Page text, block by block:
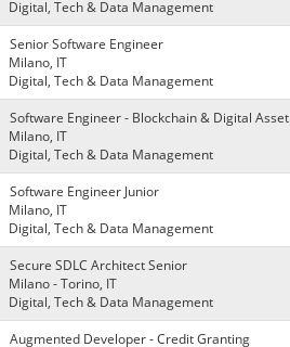
Digital, Tech & Data Management
Senior Software Engineer
Milano, IT
Digital, Tech & Data Management
Software Engineer - Blockchain & Digital Asset
Milano, IT
Digital, Tech & Data Management
Software Engineer Junior
Milano, IT
Digital, Tech & Data Management
Secure SDLC Architect Senior
Milano - Torino, IT
Digital, Tech & Data Management
Augmented Developer - Credit Granting